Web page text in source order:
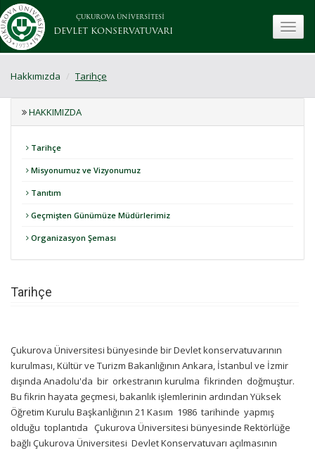
ÇUKUROVA ÜNİVERSİTESİ
DEVLET KONSERVATUVARI
Hakkımızda Tarihçe
HAKKIMIZDA
Tarihçe
Misyonumuz ve Vizyonumuz
Tanıtım
Geçmişten Günümüze Müdürlerimiz
Organizasyon Şeması
Tarihçe
Çukurova Üniversitesi bünyesinde bir Devlet konservatuvarının
kurulması, Kültür ve Turizm Bakanlığının Ankara, İstanbul ve İzmir
dışında Anadolu'da bir orkestranın kurulma fikrinden doğmuştur.
Bu fikrin hayata geçmesi, bakanlık işlemlerinin ardından Yüksek
Öğretim Kurulu Başkanlığının 21 Kasım 1986 tarihinde yapmış
olduğu toplantıda Çukurova Üniversitesi bünyesinde Rektörlüğe
bağlı Çukurova Üniversitesi Devlet Konservatuvarı açılmasının